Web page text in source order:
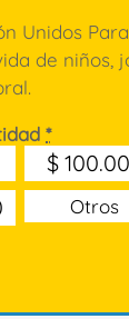
Unidos
de niños,
*
$
Otros